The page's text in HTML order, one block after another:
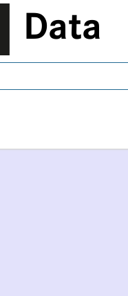
Data